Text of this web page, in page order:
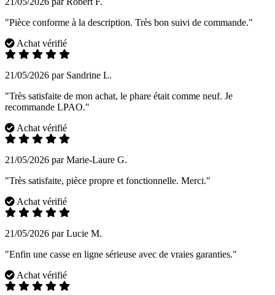
"Pièce conforme à la description. Très bon suivi de commande."
Achat vérifié
21/05/2026 par Sandrine L.
"Très satisfaite de mon achat, le phare était comme neuf. Je
recommande LPAO."
Achat vérifié
21/05/2026 par Marie-Laure G.
"Très satisfaite, pièce propre et fonctionnelle. Merci."
Achat vérifié
21/05/2026 par Lucie M.
"Enfin une casse en ligne sérieuse avec de vraies garanties."
Achat vérifié